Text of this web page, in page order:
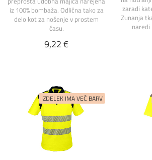
iz 100% bombaža. Odlična tako za
delo kot za nošenje v prostem
času.
9,22 €
zaradi
Zunanja
naredi